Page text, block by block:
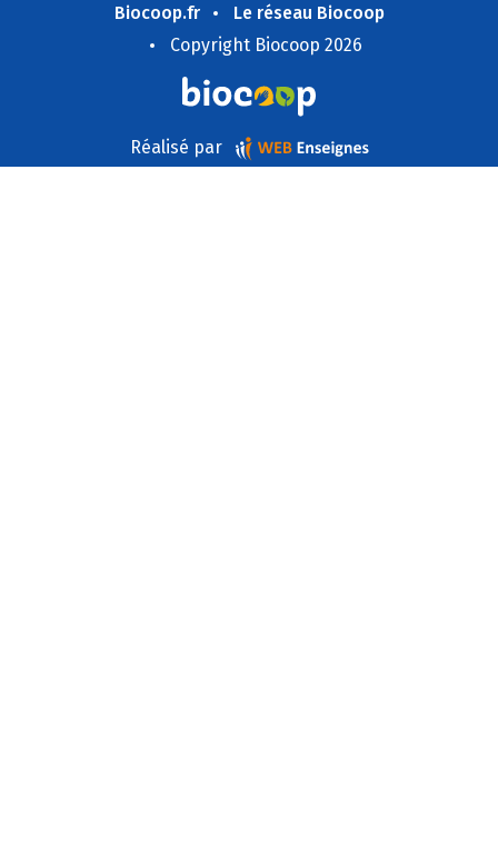
Biocoop.fr
Le réseau Biocoop
Copyright Biocoop 2026
Réalisé par